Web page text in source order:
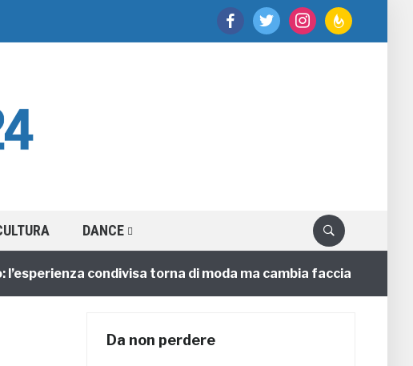
facebooktwitter instagramfeedburner
DANCE
condivisa torna di moda ma cambia faccia
Da non perdere